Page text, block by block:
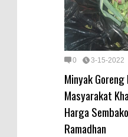
0 3-15-2022
Minyak Goreng
Masyarakat
Harga
Ramadhan